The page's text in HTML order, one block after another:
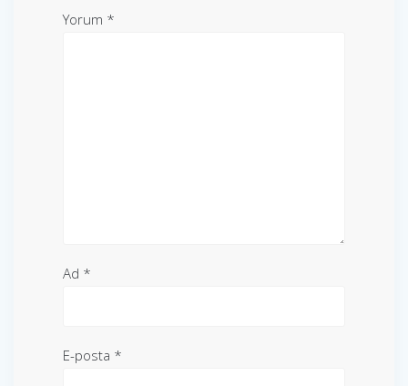
Yorum *
Ad *
E-posta *